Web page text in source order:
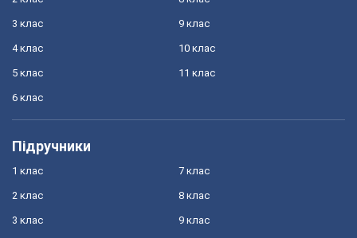
3 клас
4 клас
5 клас
6 клас
9 клас
10 клас
11 клас
Підручники
1 клас
2 клас
3 клас
7 клас
8 клас
9 клас